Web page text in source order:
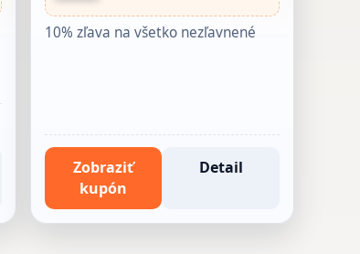
10% zľava na všetko nezľavnené
Zobraziť
kupón
Detail